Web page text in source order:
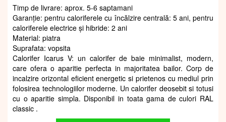
Timp de livrare: aprox. 5-6 saptamani
Garanție: pentru caloriferele cu încălzire centrală: 5 ani, pentru
caloriferele electrice și hibride: 2 ani
Material: piatra
Suprafata: vopsita
Calorifer Icarus V: un calorifer de baie minimalist, modern,
care ofera o aparitie perfecta in majoritatea bailor. Corp de
incalzire orizontal eficient energetic si prietenos cu mediul prin
folosirea technologiilor moderne. Un calorifer deosebit si totusi
cu o aparitie simpla. Disponibil in toata gama de culori RAL
classic .